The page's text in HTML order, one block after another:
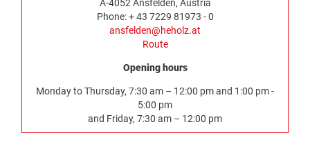
A-4052 Ansfelden, Austria
Phone: + 43 7229 81973 - 0
ansfelden@heholz.at
Route
Opening hours
Monday to Thursday, 7:30 am – 12:00 pm and 1:00 pm -
5:00 pm
and Friday, 7:30 am – 12:00 pm